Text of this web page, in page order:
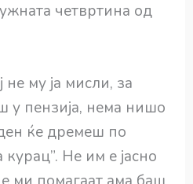
четвртина од
не му ја мисли, за
у пензија, нема нишо
ќе дремеш по
Не им е јасно